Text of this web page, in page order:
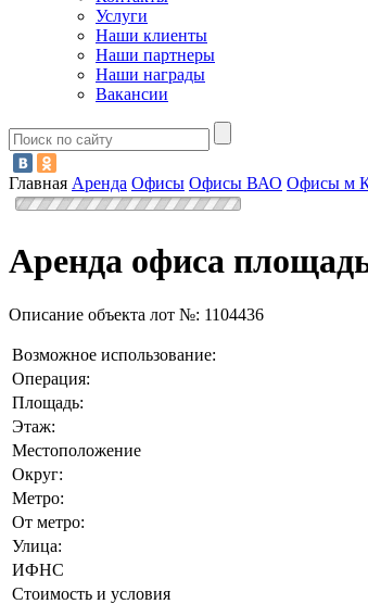
Услуги
Наши клиенты
Наши партнеры
Наши награды
Вакансии
Главная Аренда Офисы Офисы ВАО Офисы м
Аренда офиса
Описание объекта лот №: 1104436
Возможное использование:
Операция:
Площадь:
Этаж:
Местоположение
Округ:
Метро:
От метро:
Улица:
ИФНС
Стоимость и условия